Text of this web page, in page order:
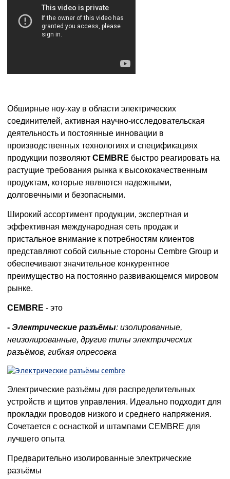
Обширные ноу-хау в области электрических
соединителей, активная научно-исследовательская
деятельность и постоянные инновации в
производственных технологиях и спецификациях
продукции позволяют CEMBRE быстро реагировать на
растущие требования рынка к высококачественным
продуктам, которые являются надежными,
долговечными и безопасными.
Широкий ассортимент продукции, экспертная и
эффективная международная сеть продаж и
пристальное внимание к потребностям клиентов
представляют собой сильные стороны Cembre Group и
обеспечивают значительное конкурентное
преимущество на постоянно развивающемся мировом
рынке.
CEMBRE - это
- Электрические разъёмы: изолированные,
неизолированные, другие типы электрических
разъёмов, гибкая опресовка
Электрические разъёмы для распределительных
устройств и щитов управления. Идеально подходит для
прокладки проводов низкого и среднего напряжения.
Сочетается с оснасткой и штампами CEMBRE для
лучшего опыта
Предварительно изолированные электрические
разъёмы